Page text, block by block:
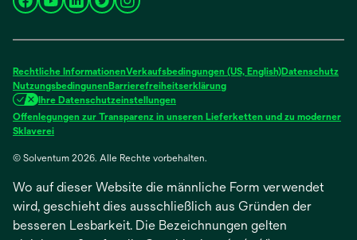
wird
neuen
Registerkarte
geöffnet
wird
neuen
Registerkarte
geöffnet
wird
neuen
Registerkarte
geöffnet
wird
neuen
Registerkarte
geöffnet
wird
neuen
Registerkarte
geöffnet
Rechtliche InformationenVerkaufsbedingungen (US, English)Datenschutz
NutzungsbedingunenBarrierefreiheitserklärung
Ihre Datenschutzeinstellungen
Offenlegungen zur Transparenz in unseren Lieferketten und zu moderner
Sklavereiwird
einer
Registerkarte
geöffnet
© Solventum 2026. Alle Rechte vorbehalten.
Wo auf dieser Website die männliche Form verwendet
wird, geschieht dies ausschließlich aus Gründen der
besseren Lesbarkeit. Die Bezeichnungen gelten